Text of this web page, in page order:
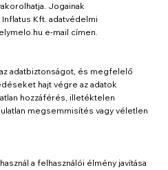
Jogainak
Kft. adatvédelmi
e-mail címen.
adatbiztonságot, és megfelelő
hajt végre az adatok
hozzáférés, illetéktelen
megsemmisítés vagy véletlen
a felhasználói élmény javítása